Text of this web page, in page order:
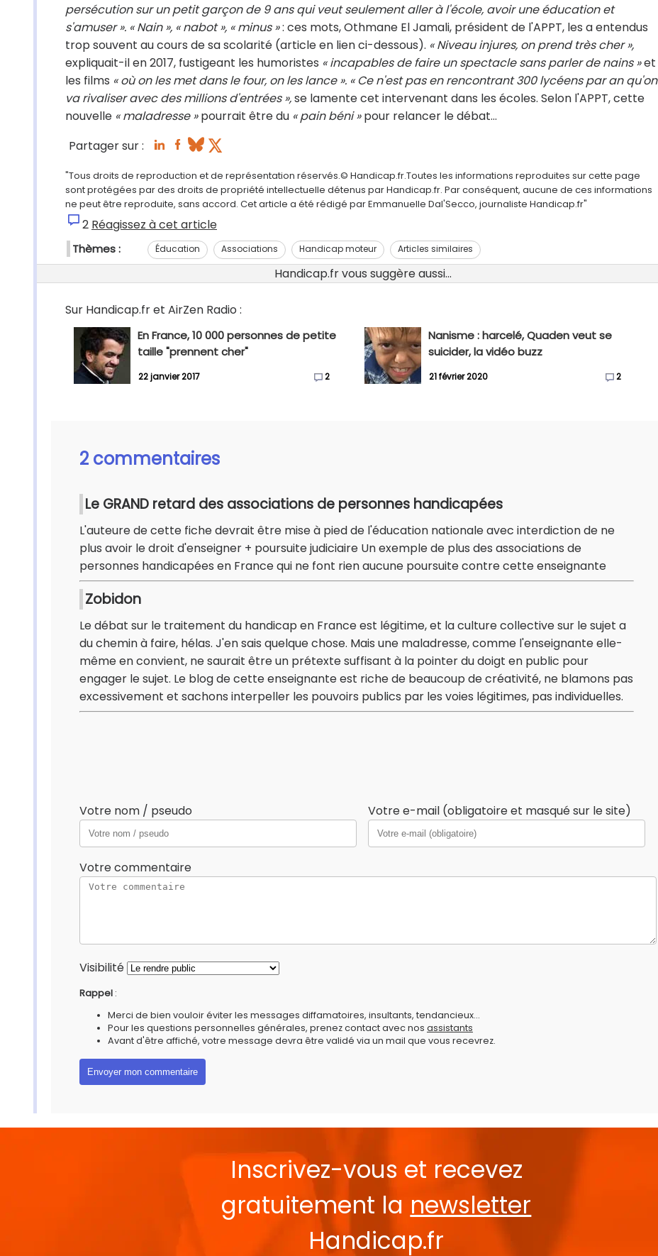
persécution sur un petit garçon de 9 ans qui veut seulement aller à l'école, avoir une éducation et
s'amuser ». « Nain », « nabot », « minus »: ces mots, Othmane El Jamali, président de l'APPT, les a entendus
trop souvent au cours de sa scolarité (article en lien ci-dessous). « Niveau injures, on prend très cher »,
expliquait-il en 2017, fustigeant les humoristes « incapables de faire un spectacle sans parler de nains »et
les films « où on les met dans le four, on les lance ». « Ce n'est pas en rencontrant 300 lycéens par an qu'on
va rivaliser avec des millions d'entrées »,se lamente cet intervenant dans les écoles. Selon l'APPT, cette
nouvelle « maladresse »pourrait être du « pain béni »pour relancer le débat…
Partager sur :
"Tous droits de reproduction et de représentation réservés.© Handicap.fr.Toutes les informations reproduites sur cette page
sont protégées par des droits de propriété intellectuelle détenus par Handicap.fr. Par conséquent, aucune de ces informations
ne peut être reproduite, sans accord. Cet article a été rédigé par Emmanuelle Dal'Secco, journaliste Handicap.fr"
2 Réagissez à cet article
Thèmes : Éducation Associations Handicap moteur Articles similaires
Handicap.fr vous suggère aussi...
Sur Handicap.fr et AirZen Radio :
En France, 10 000 personnes de petite
taille "prennent cher"
22 janvier 2017 2
Nanisme : harcelé, Quaden veut se
suicider, la vidéo buzz
21 février 2020 2
2 commentaires
Le GRAND retard des associations de personnes handicapées
L'auteure de cette fiche devrait être mise à pied de l'éducation nationale avec interdiction de ne
plus avoir le droit d'enseigner + poursuite judiciaire Un exemple de plus des associations de
personnes handicapées en France qui ne font rien aucune poursuite contre cette enseignante
Zobidon
Le débat sur le traitement du handicap en France est légitime, et la culture collective sur le sujet a
du chemin à faire, hélas. J'en sais quelque chose. Mais une maladresse, comme l'enseignante elle-
même en convient, ne saurait être un prétexte suffisant à la pointer du doigt en public pour
engager le sujet. Le blog de cette enseignante est riche de beaucoup de créativité, ne blamons pas
excessivement et sachons interpeller les pouvoirs publics par les voies légitimes, pas individuelles.
Votre nom / pseudo Votre e-mail (obligatoire et masqué sur le site)
Votre commentaire
Visibilité
Rappel :
Merci de bien vouloir éviter les messages diffamatoires, insultants, tendancieux...
Pour les questions personnelles générales, prenez contact avec nos assistants
Avant d'être affiché, votre message devra être validé via un mail que vous recevrez.
Inscrivez-vous et recevez
gratuitement la newsletter
Handicap.fr